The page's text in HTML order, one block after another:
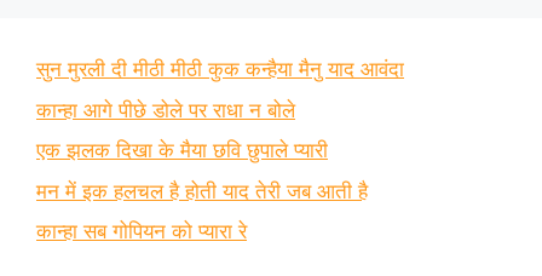
सुन मुरली दी मीठी मीठी कुक कन्हैया मैनु याद आवंदा
कान्हा आगे पीछे डोले पर राधा न बोले
एक झलक दिखा के मैया छवि छुपाले प्यारी
मन में इक हलचल है होती याद तेरी जब आती है
कान्हा सब गोपियन को प्यारा रे